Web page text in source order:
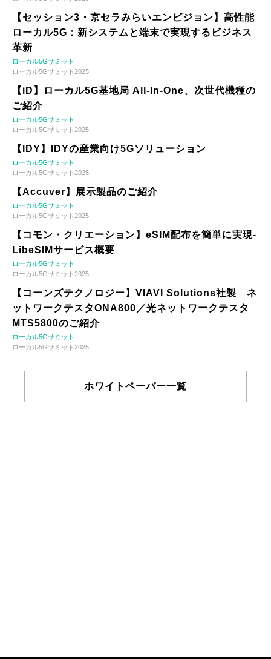
【セッション3・京セラみらいエンビジョン】高性能
ローカル5G：新システムと端末で実現するビジネス
革新
ローカル5Gサミット
ローカル5Gサミット2025
【iD】ローカル5G基地局 All-In-One、次世代機種の
ご紹介
ローカル5Gサミット
ローカル5Gサミット2025
【IDY】IDYの産業向け5Gソリューション
ローカル5Gサミット
ローカル5Gサミット2025
【Accuver】展示製品のご紹介
ローカル5Gサミット
ローカル5Gサミット2025
【コモン・クリエーション】eSIM配布を簡単に実現-
LibeSIMサービス概要
ローカル5Gサミット
ローカル5Gサミット2025
【コーンズテクノロジー】VIAVI Solutions社製 ネ
ットワークテスタONA800／光ネットワークテスタ
MTS5800のご紹介
ローカル5Gサミット
ローカル5Gサミット2025
ホワイトペーパー一覧